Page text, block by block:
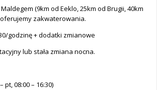
(9km od Eeklo, 25km od Brugii, 40km
zakwaterowania.
godzinę + dodatki zmianowe
lub stała zmiana nocna.
pt, 08:00 – 16:30)